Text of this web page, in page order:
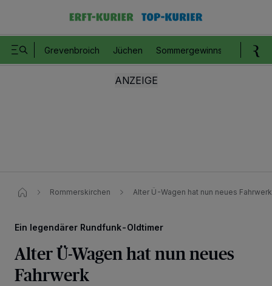
Grevenbroich Jüchen Sommergewinnspiel
Rommerskirchen Alter Ü-Wagen hat nun neues Fahrwerk
Ein legendärer Rundfunk-Oldtimer
Alter Ü-Wagen hat nun neues
Fahrwerk